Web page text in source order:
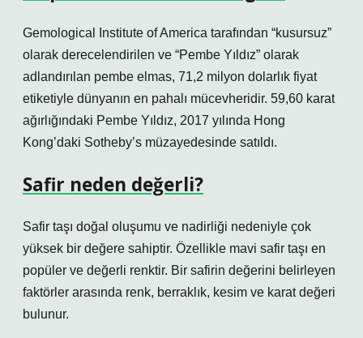
Gemological Institute of America tarafından “kusursuz”
olarak derecelendirilen ve “Pembe Yıldız” olarak
adlandırılan pembe elmas, 71,2 milyon dolarlık fiyat
etiketiyle dünyanın en pahalı mücevheridir. 59,60 karat
ağırlığındaki Pembe Yıldız, 2017 yılında Hong
Kong’daki Sotheby’s müzayedesinde satıldı.
Safir neden değerli?
Safir taşı doğal oluşumu ve nadirliği nedeniyle çok
yüksek bir değere sahiptir. Özellikle mavi safir taşı en
popüler ve değerli renktir. Bir safirin değerini belirleyen
faktörler arasında renk, berraklık, kesim ve karat değeri
bulunur.